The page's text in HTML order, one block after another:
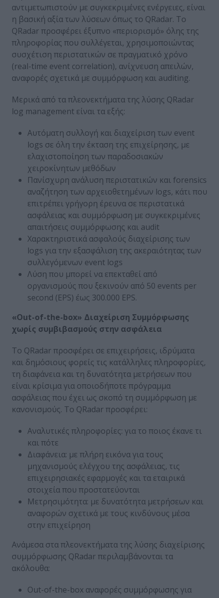
αντιμετωπιστούν με συγκεκριμένες ενέργειες, είναι
η βασική αξία των λύσεων όπως το QRadar. Το
QRadar προσφέρει έξυπνο «περιορισμό» όλης της
πληροφορίας που συλλέγεται, χρησιμοποιώντας
συσχέτιση περιστατικών σε πραγματικό χρόνο
(real-time event correlation), ανίχνευση απειλών,
αναφορές σχετικά με συμμόρφωση και auditing.
Μερικά από τα πλεονεκτήματα της λύσης QRadar
log management είναι τα εξής:
Αυτόματη συλλογή και διαχείριση των event
logs σε όλη την έκταση της επιχείρησης, με
ελαχιστοποίηση των παραδοσιακών
χειροκίνητων μεθόδων
Πανίσχυρη ανάλυση περιστατικών και forensics
αναζήτηση των αρχειοθετημένων logs, κάτι που
επιτρέπει γρήγορη έρευνα σε περιστατικά
ασφάλειας και συμμόρφωση με συγκεκριμένες
απαιτήσεις συμμόρφωσης και audit
Χαρακτηριστικά ασφαλούς διαχείρισης των
logs για την εξασφάλιση της ακεραιότητας των
συλλεγόμενων event logs
Λύση που μπορεί να επεκταθεί από
οργανισμούς που ξεκινούν από 50 events per
second (EPS) έως 300.000 EPS.
«Out-of-the-box» Διαχείριση Συμμόρφωσης
χωρίς συμβιβασμούς στην ασφάλεια
Το QRadar προσφέρει σε επιχειρήσεις, ιδρύματα
και δημόσιους φορείς τις κατάλληλες πληροφορίες,
τη διαφάνεια και τη δυνατότητα μετρήσεων που
είναι κρίσιμα για οποιοδήποτε πρόγραμμα
ασφάλειας που έχει ως σκοπό τη συμμόρφωση με
κανονισμούς. Το QRadar προσφέρει:
Αναλυτικές πληροφορίες: για το ποιος έκανε τι
και πότε
Διαφάνεια: με πλήρη εικόνα για τους
μηχανισμούς ελέγχου της ασφάλειας, τις
επιχειρησιακές εφαρμογές και τα εταιρικά
στοιχεία που προστατεύονται
Μετρησιμότητα: με δυνατότητα μετρήσεων και
αναφορών σχετικά με τους κινδύνους μέσα
στην επιχείρηση
Ανάμεσα στα πλεονεκτήματα της λύσης διαχείρισης
συμμόρφωσης QRadar περιλαμβάνονται τα
ακόλουθα:
Out-of-the-box αναφορές συμμόρφωσης για